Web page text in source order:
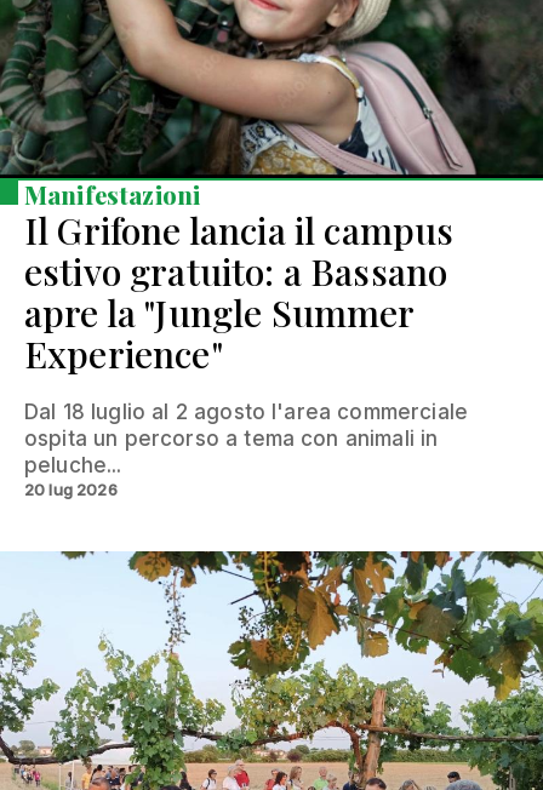
Manifestazioni
Il Grifone lancia il campus
estivo gratuito: a Bassano
apre la "Jungle Summer
Experience"
Dal 18 luglio al 2 agosto l'area commerciale
ospita un percorso a tema con animali in
peluche...
20 lug 2026